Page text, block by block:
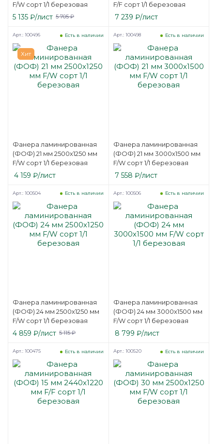
F/W сорт 1/1 березовая
5 135 ₽/лист 5 705₽
F/F сорт 1/1 березовая
7 239 ₽/лист
Хит
Фанера ламинированная
(ФОФ) 21 мм 2500х1250 мм
F/W сорт 1/1 березовая
Есть в наличии
Арт.: 100496
4 159 ₽/лист
Фанера ламинированная
(ФОФ) 21 мм 3000х1500 мм
F/W сорт 1/1 березовая
Есть в наличии
Арт.: 100498
7 558 ₽/лист
Фанера ламинированная
(ФОФ) 24 мм 2500х1250 мм
F/W сорт 1/1 березовая
Есть в наличии
Арт.: 100504
4 859 ₽/лист 5 115₽
Фанера ламинированная
(ФОФ) 24 мм 3000х1500 мм
F/W сорт 1/1 березовая
Есть в наличии
Арт.: 100506
8 799 ₽/лист
Есть в наличии
Арт.: 100475 Есть в наличии
Арт.: 100520